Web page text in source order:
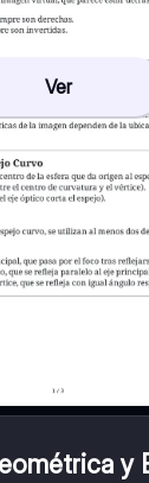
Ver
y